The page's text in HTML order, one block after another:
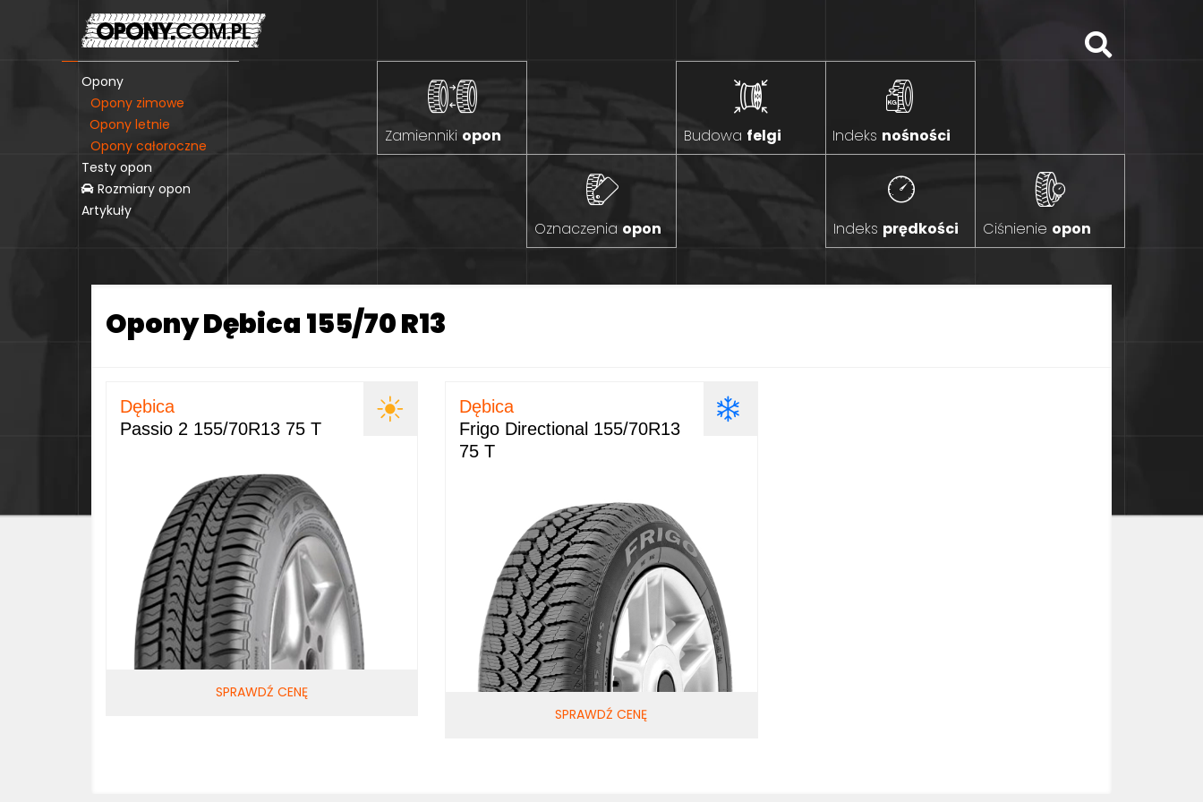
Opony
Opony zimowe
Opony letnie
Opony całoroczne
Testy opon
Rozmiary opon
Artykuły
Zamienniki opon Budowa felgi Indeks nośności
Indeks prędkości Ciśnienie opon
Oznaczenia opon
Opony Dębica 155/70 R13
Dębica
Passio 2 155/70R13 75 T
SPRAWDŹ CENĘ
Dębica
Frigo Directional 155/70R13
75 T
SPRAWDŹ CENĘ